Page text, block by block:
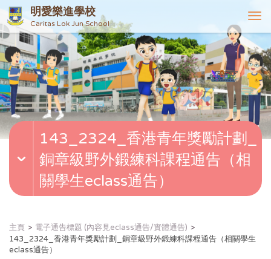
明愛樂進學校
Caritas Lok Jun School
T
o
g
g
l
e
n
v
i
143_2324_香港青年獎勵計劃_
銅章級野外鍛練科課程通告（相
關學生eclass通告）
主頁
電子通告標題 (內容見eclass通告/實體通告)
143_2324_香港青年獎勵計劃_銅章級野外鍛練科課程通告（相關學生
eclass通告）